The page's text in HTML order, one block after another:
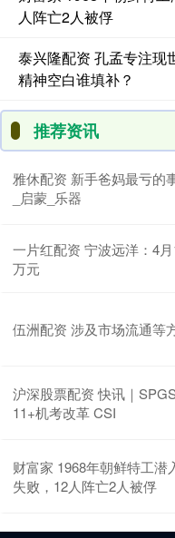
人阵亡2人被俘
泰兴隆配资 孔孟专注现
精神空白谁填补？
推荐资讯
雅休配资 新手爸妈最亏的
_启蒙_乐器
一片红配资 宁波远洋：4
万元
伍洲配资 涉及市场流通等
沪深股票配资 快讯｜
11+机考改革 CSI
财富家 1968年朝鲜特工潜
失败，12人阵亡2人被俘